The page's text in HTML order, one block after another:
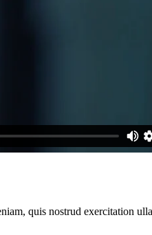
quis nostrud exercitation